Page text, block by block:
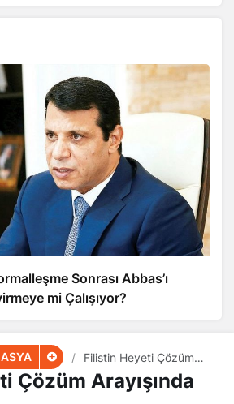
Sonrası Abbas’ı
mi Çalışıyor?
Filistin Heyeti Çözüm
Arayışında
Çözüm Arayışında